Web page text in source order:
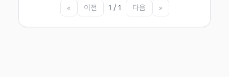
« 이전 1 / 1 다음 »